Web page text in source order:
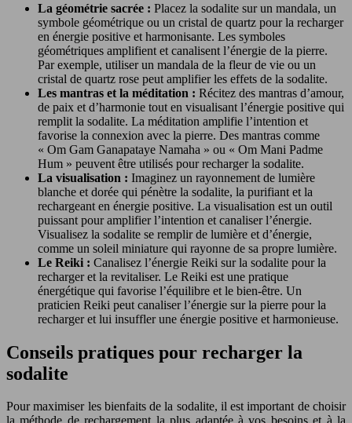
La géométrie sacrée : Placez la sodalite sur un mandala, un
symbole géométrique ou un cristal de quartz pour la recharger
en énergie positive et harmonisante. Les symboles
géométriques amplifient et canalisent l’énergie de la pierre.
Par exemple, utiliser un mandala de la fleur de vie ou un
cristal de quartz rose peut amplifier les effets de la sodalite.
Les mantras et la méditation : Récitez des mantras d’amour,
de paix et d’harmonie tout en visualisant l’énergie positive qui
remplit la sodalite. La méditation amplifie l’intention et
favorise la connexion avec la pierre. Des mantras comme
« Om Gam Ganapataye Namaha » ou « Om Mani Padme
Hum » peuvent être utilisés pour recharger la sodalite.
La visualisation : Imaginez un rayonnement de lumière
blanche et dorée qui pénètre la sodalite, la purifiant et la
rechargeant en énergie positive. La visualisation est un outil
puissant pour amplifier l’intention et canaliser l’énergie.
Visualisez la sodalite se remplir de lumière et d’énergie,
comme un soleil miniature qui rayonne de sa propre lumière.
Le Reiki : Canalisez l’énergie Reiki sur la sodalite pour la
recharger et la revitaliser. Le Reiki est une pratique
énergétique qui favorise l’équilibre et le bien-être. Un
praticien Reiki peut canaliser l’énergie sur la pierre pour la
recharger et lui insuffler une énergie positive et harmonieuse.
Conseils pratiques pour recharger la
sodalite
Pour maximiser les bienfaits de la sodalite, il est important de choisir